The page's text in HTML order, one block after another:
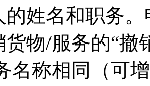
的姓名和职务
货物/服务的“撤
名称相同（可